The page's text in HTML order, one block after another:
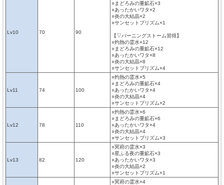
Lv10 70 90
○まどろみの重鉱石×3
○あったかいワタ×2
○炎の大結晶×2
○サンセットプリズム×1
【▽バーニングストーム習得】
○灼熱の霊水×12
○まどろみの重鉱石×12
○あったかいワタ×8
○炎の大結晶×8
○サンセットプリズム×4
Lv11 74 100
○灼熱の霊水×5
○まどろみの重鉱石×4
○あったかいワタ×4
○炎の大結晶×4
○サンセットプリズム×2
Lv12 78 110
○灼熱の霊水×6
○まどろみの重鉱石×6
○あったかいワタ×4
○炎の大結晶×4
○サンセットプリズム×3
Lv13 82 120
○冥府の霊水×3
○星ふる夜の重鉱石×3
○あったかいワタ×3
○炎の大結晶×2
○サンセットプリズム×1
○冥府の霊水×4